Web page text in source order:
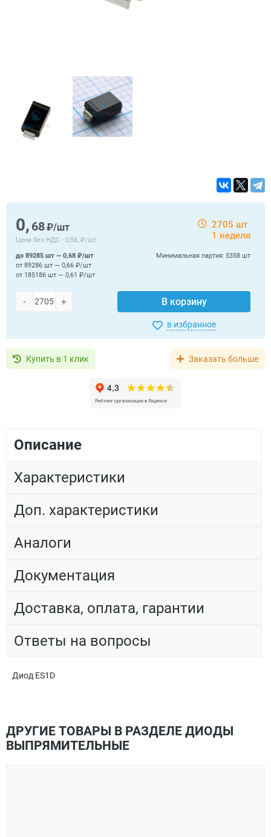
0, 68₽/шт
Цена без НДС - 0,56, ₽/шт
2705 шт
1 неделя
- + В корзину
Минимальная партия: 5358 шт
до 89285 шт — 0,68 ₽/шт
от 89286 шт — 0,66 ₽/шт
от 185186 шт — 0,61 ₽/шт
в избранное
Купить в 1 клик Заказать больше
Описание
Характеристики
Доп. характеристики
Аналоги
Документация
Доставка, оплата, гарантии
Ответы на вопросы
Диод ES1D
ДРУГИЕ ТОВАРЫ В РАЗДЕЛЕ ДИОДЫ
ВЫПРЯМИТЕЛЬНЫЕ